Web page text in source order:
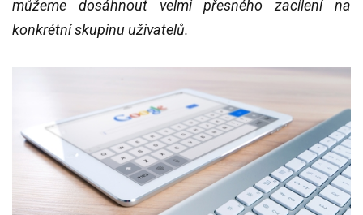
můžeme dosáhnout velmi přesného zacílení na
konkrétní skupinu uživatelů.